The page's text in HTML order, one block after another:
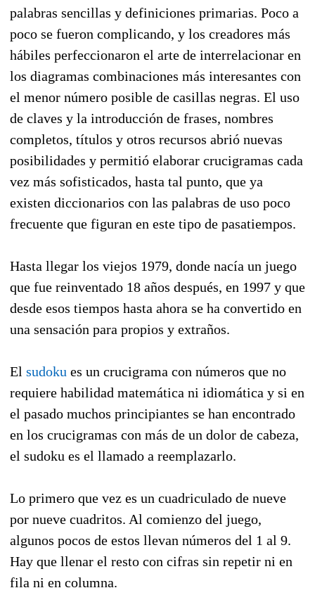
palabras sencillas y definiciones primarias. Poco a
poco se fueron complicando, y los creadores más
hábiles perfeccionaron el arte de interrelacionar en
los diagramas combinaciones más interesantes con
el menor número posible de casillas negras. El uso
de claves y la introducción de frases, nombres
completos, títulos y otros recursos abrió nuevas
posibilidades y permitió elaborar crucigramas cada
vez más sofisticados, hasta tal punto, que ya
existen diccionarios con las palabras de uso poco
frecuente que figuran en este tipo de pasatiempos.
Hasta llegar los viejos 1979, donde nacía un juego
que fue reinventado 18 años después, en 1997 y que
desde esos tiempos hasta ahora se ha convertido en
una sensación para propios y extraños.
El sudoku es un crucigrama con números que no
requiere habilidad matemática ni idiomática y si en
el pasado muchos principiantes se han encontrado
en los crucigramas con más de un dolor de cabeza,
el sudoku es el llamado a reemplazarlo.
Lo primero que vez es un cuadriculado de nueve
por nueve cuadritos. Al comienzo del juego,
algunos pocos de estos llevan números del 1 al 9.
Hay que llenar el resto con cifras sin repetir ni en
fila ni en columna.